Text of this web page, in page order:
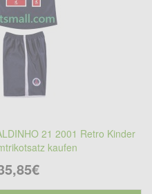
21 2001 Retro Kinder
kaufen